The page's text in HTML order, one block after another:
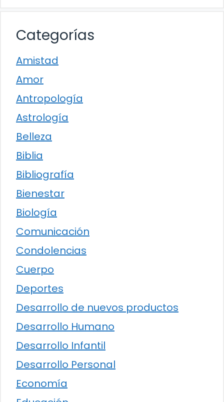
Categorías
Amistad
Amor
Antropología
Astrología
Belleza
Biblia
Bibliografía
Bienestar
Biología
Comunicación
Condolencias
Cuerpo
Deportes
Desarrollo de nuevos productos
Desarrollo Humano
Desarrollo Infantil
Desarrollo Personal
Economía